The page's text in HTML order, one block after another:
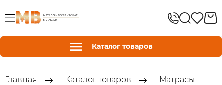
Каталог товаров
Главная Каталог товаров
Матрасы